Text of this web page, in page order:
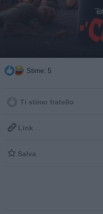
Stime: 5
Ti stimo fratello
 Link
 Salva